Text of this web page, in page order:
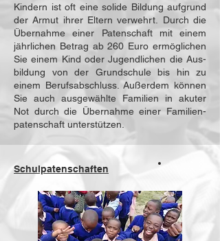
Kindern ist oft eine solide Bildung aufgrund
der Armut ihrer Eltern verwehrt.
Durch die
Übernahme einer Patenschaft mit einem
jährlichen Betrag ab 260 Euro ermöglichen
Sie einem Kind oder Jugendlichen die Aus­
bildung von der Grund­schule bis hin zu
einem Berufs­ab­schluss. ​Außerdem können
Sie auch ausge­wählte Familien in akuter
Not durch die Übernahme einer Fa­mi­lien­
paten­schaft unterstützen.
Schulpatenschaften